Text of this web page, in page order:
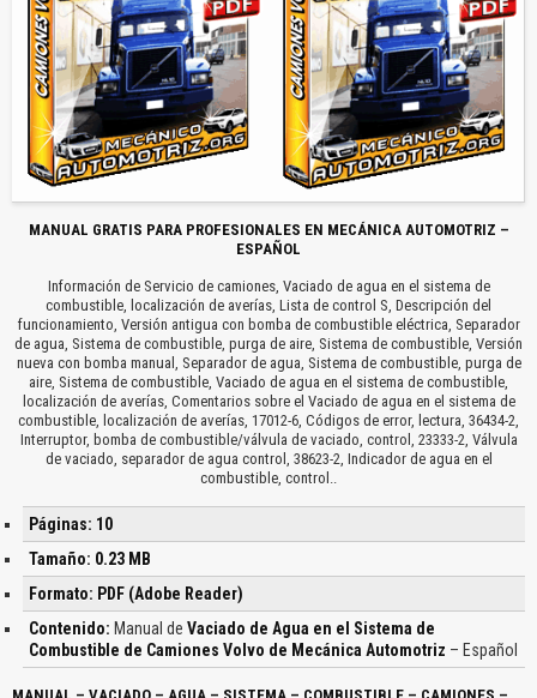
MANUAL GRATIS PARA PROFESIONALES EN MECÁNICA AUTOMOTRIZ –
ESPAÑOL
Información de Servicio de camiones, Vaciado de agua en el sistema de
combustible, localización de averías, Lista de control S, Descripción del
funcionamiento, Versión antigua con bomba de combustible eléctrica, Separador
de agua, Sistema de combustible, purga de aire, Sistema de combustible, Versión
nueva con bomba manual, Separador de agua, Sistema de combustible, purga de
aire, Sistema de combustible, Vaciado de agua en el sistema de combustible,
localización de averías, Comentarios sobre el Vaciado de agua en el sistema de
combustible, localización de averías, 17012-6, Códigos de error, lectura, 36434-2,
Interruptor, bomba de combustible/válvula de vaciado, control, 23333-2, Válvula
de vaciado, separador de agua control, 38623-2, Indicador de agua en el
combustible, control..
Páginas: 10
Tamaño: 0.23 MB
Formato: PDF (Adobe Reader)
Contenido: Manual de Vaciado de Agua en el Sistema de
Combustible de Camiones Volvo de Mecánica Automotriz – Español